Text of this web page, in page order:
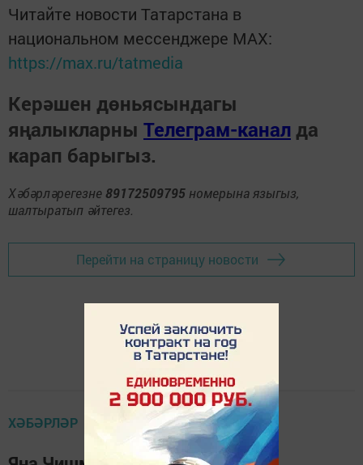
Читайте новости Татарстана в
национальном мессенджере MАХ:
https://max.ru/tatmedia
Керәшен дөньясындагы
яңалыкларны Телеграм-канал да
карап барыгыз.
Хәбәрләрегезне 89172509795 номерына языгыз,
шалтыратып әйтегез.
Перейти на страницу новости
ХӘБӘРЛӘР